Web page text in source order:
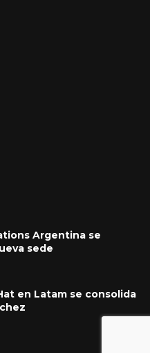
Argentina se
sede
en Latam se consolida